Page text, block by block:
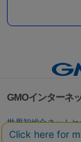
GMOインターネ
世界初総合ネットセ
パスワード漏洩診断